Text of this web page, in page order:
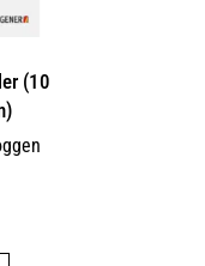
(10